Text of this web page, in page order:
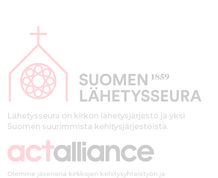
p
kLähetysseura on kirkon lähetysjärjestö ja yksi
Suomen suurimmista kehitysjärjestöistä.
Olemme jäsenenä kirkkojen kehitysyhteistyön ja